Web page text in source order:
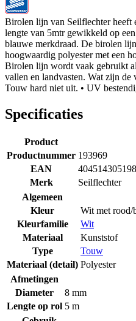
Birolen lijn van Seilflechter heeft
lengte van 5mtr gewikkeld op
blauwe merkdraad. De birolen
hoogwaardig polyester met een
Birolen lijn wordt vaak gebruikt
vallen en landvasten. Wat zijn de
Touw hard niet uit. • UV
Specificaties
Product
Productnummer 193969
EAN
Merk
Seilflechter
Algemeen
Kleur
Wit met rood/
Kleurfamilie
Wit
Materiaal
Kunststof
Type
Touw
Materiaal (detail) Polyester
Afmetingen
Diameter
8 mm
Lengte op rol 5 m